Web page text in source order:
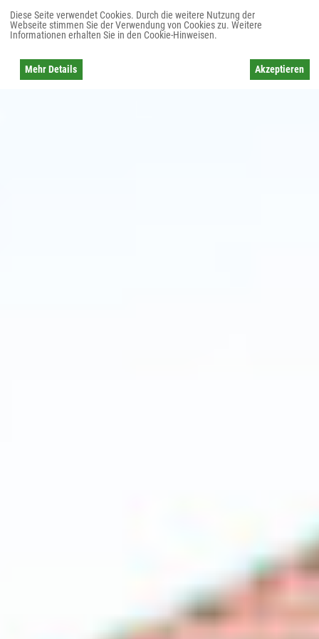
Diese Seite verwendet Cookies. Durch die weitere Nutzung der
Webseite stimmen Sie der Verwendung von Cookies zu. Weitere
Informationen erhalten Sie in den Cookie-Hinweisen.
Mehr Details Akzeptieren